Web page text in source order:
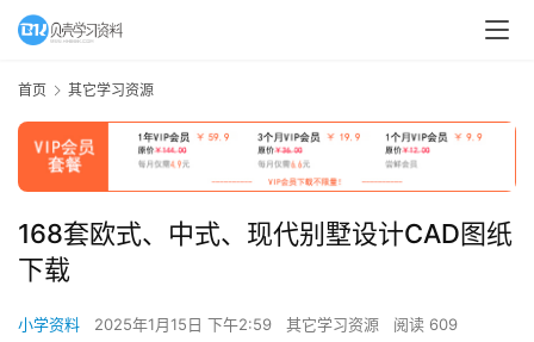
首页 其它学习资源
168套欧式、中式、现代别墅设计CAD图纸
下载
小学资料 2025年1月15日 下午2:59 其它学习资源 阅读 609